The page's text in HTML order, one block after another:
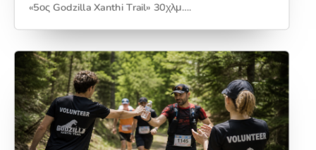
«5ος Godzilla Xanthi Trail» 30χλμ….